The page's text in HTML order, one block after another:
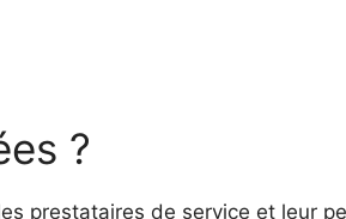
?
prestataires de service et leur